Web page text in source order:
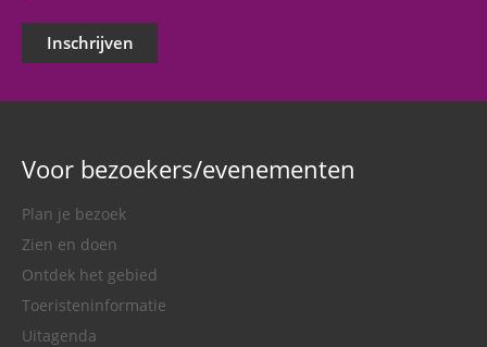
Inschrijven
Voor bezoekers/evenementen
Plan je bezoek
Zien en doen
Ontdek het gebied
Toeristeninformatie
Uitagenda